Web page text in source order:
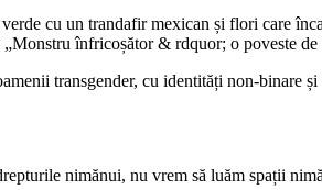
cu un trandafir mexican și flori care
înfricoșător & rdquor; o poveste
transgender, cu identități non-binare și
nimănui, nu vrem să luăm spații